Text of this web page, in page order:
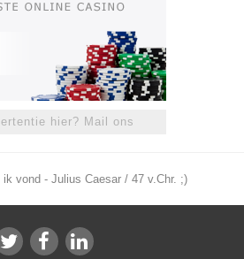
hier? Mail ons
vond - Julius Caesar / 47 v.Chr. ;)